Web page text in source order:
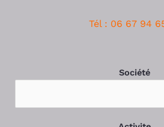
Tél : 06 67 94
Société